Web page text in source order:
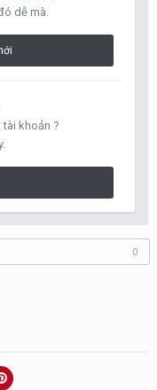
dễ mà.
khoản ?
0